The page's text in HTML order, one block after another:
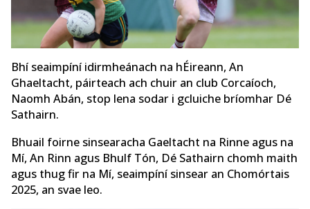
Bhí seaimpíní idirmheánach na hÉireann, An
Ghaeltacht, páirteach ach chuir an club Corcaíoch,
Naomh Abán, stop lena sodar i gcluiche bríomhar Dé
Sathairn.
Bhuail foirne sinsearacha Gaeltacht na Rinne agus na
Mí, An Rinn agus Bhulf Tón, Dé Sathairn chomh maith
agus thug fir na Mí, seaimpíní sinsear an Chomórtais
2025, an svae leo.